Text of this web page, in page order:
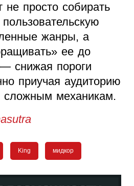
не просто собирать
жанры, а
ее до
снижая пороги
приучая аудиторию
механикам.
King мидкор